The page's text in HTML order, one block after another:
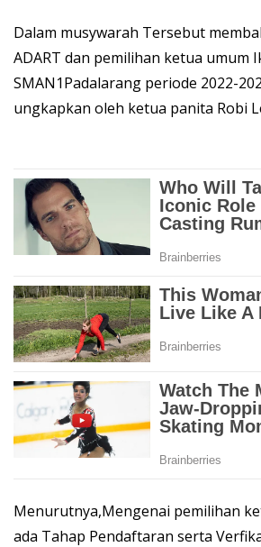
Dalam musywarah Tersebut
ADART dan pemilihan ketua umum
SMAN1Padalarang periode 2022-
ungkapkan oleh ketua panita Robi
Menurutnya,Mengenai pemilihan
ada Tahap Pendaftaran serta